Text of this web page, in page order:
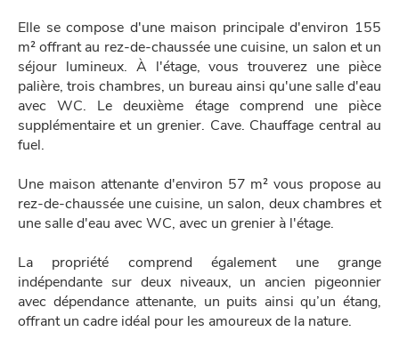
Elle se compose d'une maison principale d'environ 155
m² offrant au rez-de-chaussée une cuisine, un salon et un
séjour lumineux. À l'étage, vous trouverez une pièce
palière, trois chambres, un bureau ainsi qu'une salle d'eau
avec WC. Le deuxième étage comprend une pièce
supplémentaire et un grenier. Cave. Chauffage central au
fuel.
Une maison attenante d'environ 57 m² vous propose au
rez-de-chaussée une cuisine, un salon, deux chambres et
une salle d'eau avec WC, avec un grenier à l'étage.
La propriété comprend également une grange
indépendante sur deux niveaux, un ancien pigeonnier
avec dépendance attenante, un puits ainsi qu’un étang,
offrant un cadre idéal pour les amoureux de la nature.